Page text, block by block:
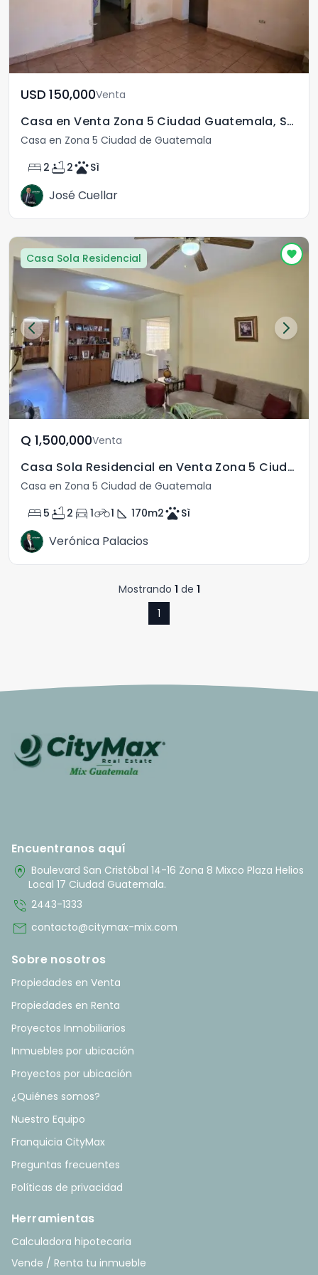
USD	150,000Venta
Casa en Venta Zona 5 Ciudad Guatemala, San Pedrito
Casa en Zona 5 Ciudad de Guatemala
bed 2 bathtub 2petsSì
José Cuellar
Casa Sola Residencial
Q	1,500,000Venta
Casa Sola Residencial en Venta Zona 5 Ciudad Guatemala
Casa en Zona 5 Ciudad de Guatemala
bed 5 bathtub 2 directions_car 1motorcycle1 square_foot 170m2petsSì
Verónica Palacios
Mostrando 1 de 1
1
Encuentranos aquí
home_pin Boulevard San Cristóbal 14-16 Zona 8 Mixco Plaza Helios
Local 17 Ciudad Guatemala.
phone_in_talk 2443-1333
mail contacto@citymax-mix.com
Sobre nosotros
Propiedades en Venta
Propiedades en Renta
Proyectos Inmobiliarios
Inmuebles por ubicación
Proyectos por ubicación
¿Quiénes somos?
Nuestro Equipo
Franquicia CityMax
Preguntas frecuentes
Políticas de privacidad
Herramientas
Calculadora hipotecaria
Vende / Renta tu inmueble